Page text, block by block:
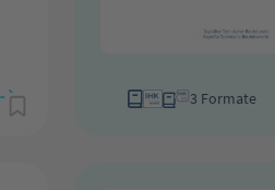
3 Formate